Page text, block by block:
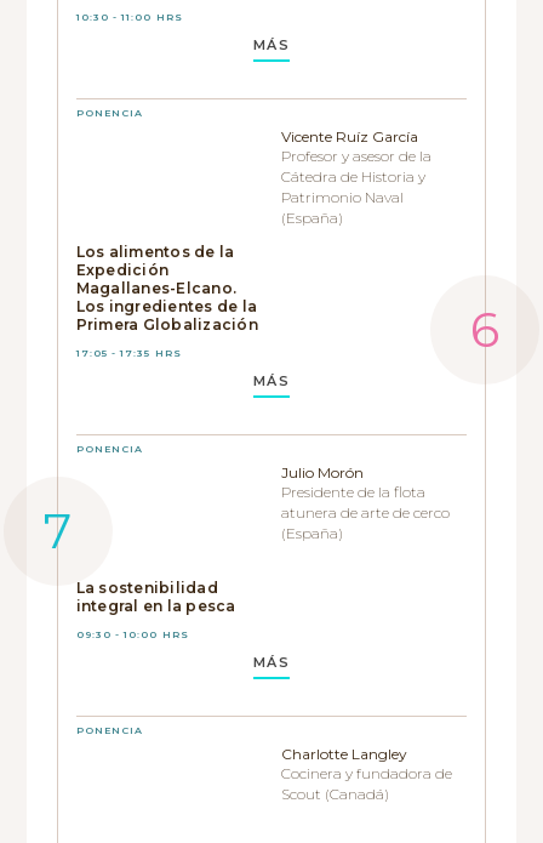
10:30 - 11:00 HRS
MÁS
PONENCIA
Los alimentos de la
Expedición
Magallanes-Elcano.
Los ingredientes de la
Primera Globalización
17:05 - 17:35 HRS
Vicente Ruíz García
Profesor y asesor de la
Cátedra de Historia y
Patrimonio Naval
(España)
MÁS
PONENCIA
La sostenibilidad
integral en la pesca
09:30 - 10:00 HRS
Julio Morón
Presidente de la flota
atunera de arte de cerco
(España)
MÁS
PONENCIA
Charlotte Langley
Cocinera y fundadora de
Scout (Canadá)